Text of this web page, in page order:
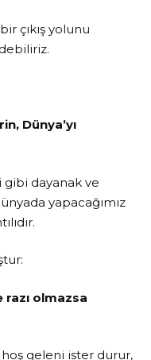
çıkış yolunu
Dünya’yı
gibi dayanak ve
yapacağımız
olmazsa
geleni ister durur,